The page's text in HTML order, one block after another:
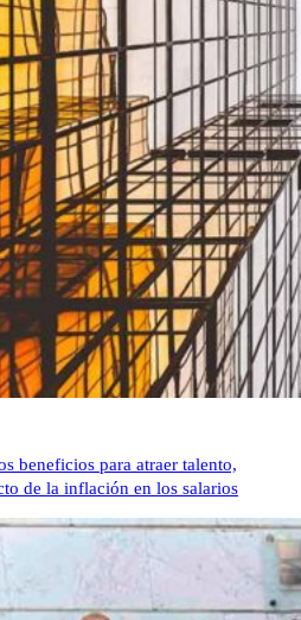
beneficios para atraer talento,
de la inflación en los salarios